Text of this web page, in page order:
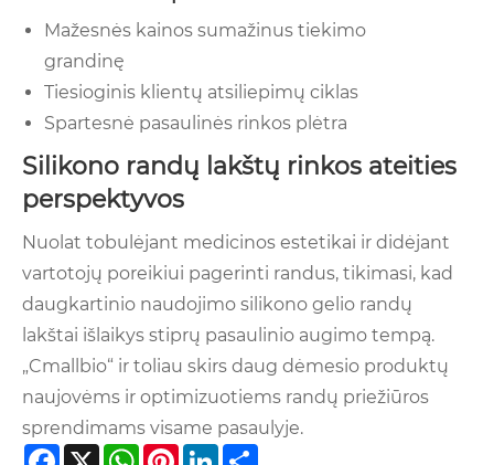
Mažesnės kainos sumažinus tiekimo
grandinę
Tiesioginis klientų atsiliepimų ciklas
Spartesnė pasaulinės rinkos plėtra
Silikono randų lakštų rinkos ateities
perspektyvos
Nuolat tobulėjant medicinos estetikai ir didėjant
vartotojų poreikiui pagerinti randus, tikimasi, kad
daugkartinio naudojimo silikono gelio randų
lakštai išlaikys stiprų pasaulinio augimo tempą.
„Cmallbio“ ir toliau skirs daug dėmesio produktų
naujovėms ir optimizuotiems randų priežiūros
sprendimams visame pasaulyje.
Facebook
X WhatsApp
Pinterest
LinkedIn